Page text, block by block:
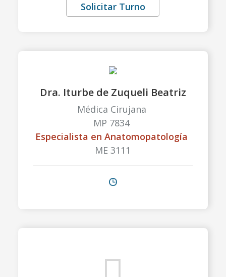
Solicitar Turno
Dra. Iturbe de Zuqueli Beatriz
Médica Cirujana
MP 7834
Especialista en Anatomopatología
ME 3111